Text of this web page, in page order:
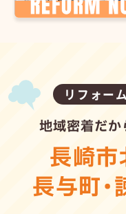
リフォー
地域密着だ
長崎市
長与町・